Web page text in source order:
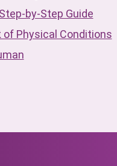
by-Step Guide
of Physical Conditions